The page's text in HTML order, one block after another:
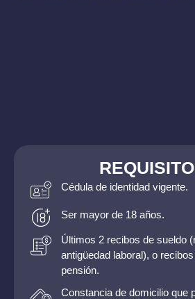
Cédula de identidad vigente.
Ser mayor de 18 años.
Últimos 2 recibos de sueldo
antigüedad laboral), o
pensión.
Constancia de domicilio que